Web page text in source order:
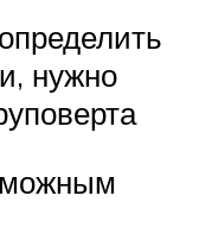
нужно